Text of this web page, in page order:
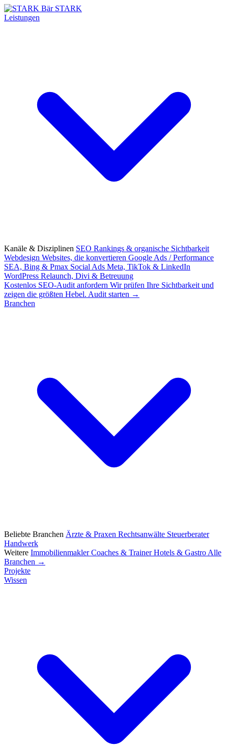
STARK
Leistungen
Kanäle & Disziplinen SEO Rankings & organische Sichtbarkeit
Webdesign Websites, die konvertieren Google Ads / Performance
SEA, Bing & Pmax Social Ads Meta, TikTok & LinkedIn
WordPress Relaunch, Divi & Betreuung
Kostenlos SEO-Audit anfordern Wir prüfen Ihre Sichtbarkeit und
zeigen die größten Hebel. Audit starten →
Branchen
Beliebte Branchen Ärzte & Praxen Rechtsanwälte Steuerberater
Handwerk
Weitere Immobilienmakler Coaches & Trainer Hotels & Gastro Alle
Branchen →
Projekte
Wissen